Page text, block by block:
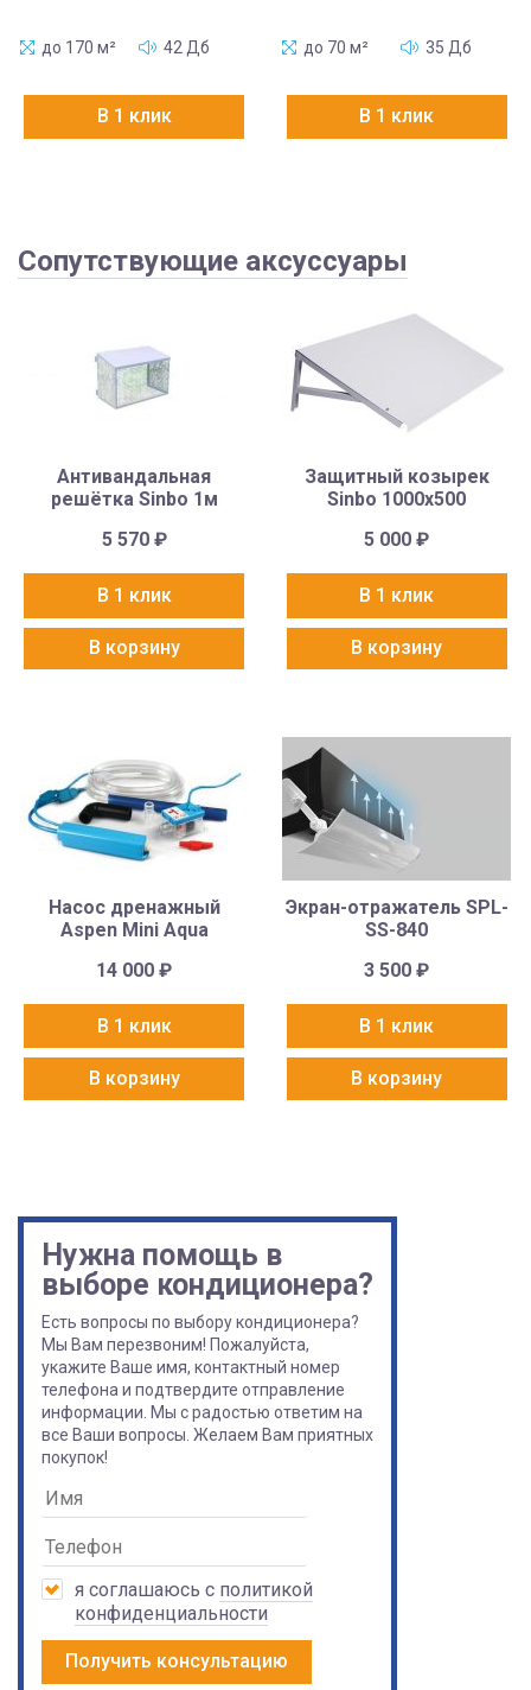
до 170 м² 42 Дб
В 1 клик
до 70 м² 35 Дб
В 1 клик
Сопутствующие аксуссуары
Антивандальная
решётка Sinbo 1м
5 570 ₽
В 1 клик
В корзину
Защитный козырек
Sinbo 1000х500
5 000₽
В 1 клик
В корзину
Насос дренажный
Aspen Mini Aqua
14 000₽
В 1 клик
В корзину
Экран-отражатель SPL-
SS-840
3 500₽
В 1 клик
В корзину
Нужна помощь в
выборе кондиционера?
Есть вопросы по выбору кондиционера?
Мы Вам перезвоним! Пожалуйста,
укажите Ваше имя, контактный номер
телефона и подтвердите отправление
информации. Мы с радостью ответим на
все Ваши вопросы. Желаем Вам приятных
покупок!
я соглашаюсь с политикой
конфиденциальности
Получить консультацию